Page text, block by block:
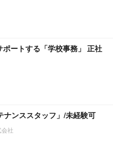
ートする「学校事務」 正社
ナンススタッフ」/未経験可
社